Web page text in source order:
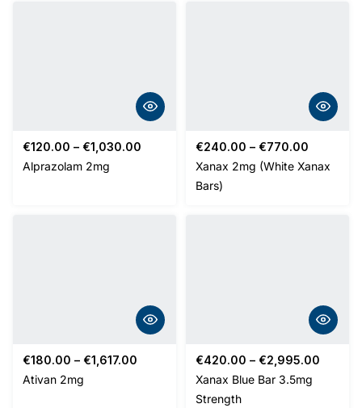
€120.00 – €1,030.00
Alprazolam 2mg
€240.00 – €770.00
range:
Xanax 2mg (White Xanax
Bars)
€180.00 – €1,617.00
Ativan 2mg
€420.00 – €2,995.00
Xanax Blue Bar 3.5mg
Strength